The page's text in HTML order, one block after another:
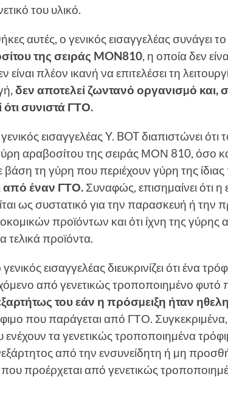
του υλικό.
αυτές, ο γενικός εισαγγελέας συνάγει
της σειράς MON810 , η οποία δεν
είναι πλέον ικανή να επιτελέσει τη
δεν αποτελεί ζωντανό οργανισµό και,
συνιστά ΓΤΟ.
εισαγγελέας Y. BOT διαπιστώνει ότι
γύρη αραβοσίτου της σειράς ΜΟΝ 810, όσο
βάση τη γύρη που περιέχουν γύρη της ίδιας
από έναν ΓΤΟ. Συναφώς, επισηµαίνει ότι
ως συστατικό για την παρασκευή ή την
προϊόντων και ότι ίχνη της γύρης
τελικά προϊόντα.
εισαγγελέας διευκρινίζει ότι ένα
από γενετικώς τροποποιηµένο φυτό
του εάν η πρόσµειξη ήταν
που παράγεται από ΓΤΟ. Συγκεκριµένα,
ενέχουν τα γενετικώς τροποποιηµένα
από την ενσυνείδητη ή µη
προέρχεται από γενετικώς